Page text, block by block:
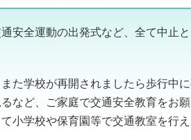
安全運動の出発式など、全て中止と
た学校が再開されましたら歩行中
など、ご家庭で交通安全教育をお願
学校や保育園等で交通教室を行